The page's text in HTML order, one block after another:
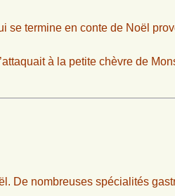
se termine en conte de Noël
à la petite chèvre de
De nombreuses spécialités